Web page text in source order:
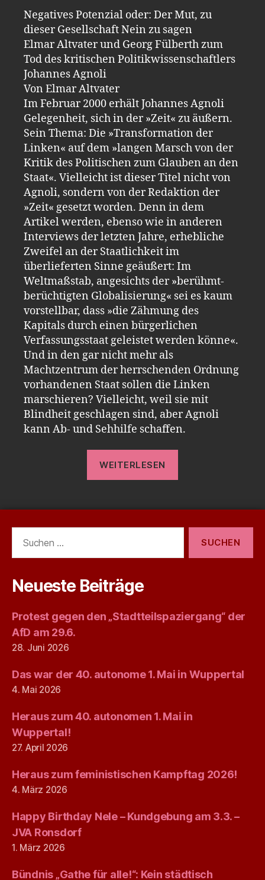
Negatives Potenzial oder: Der Mut, zu
dieser Gesellschaft Nein zu sagen
Elmar Altvater und Georg Fülberth zum
Tod des kritischen Politikwissenschaftlers
Johannes Agnoli
Von Elmar Altvater
Im Februar 2000 erhält Johannes Agnoli
Gelegenheit, sich in der »Zeit« zu äußern.
Sein Thema: Die »Transformation der
Linken« auf dem »langen Marsch von der
Kritik des Politischen zum Glauben an den
Staat«. Vielleicht ist dieser Titel nicht von
Agnoli, sondern von der Redaktion der
»Zeit« gesetzt worden. Denn in dem
Artikel werden, ebenso wie in anderen
Interviews der letzten Jahre, erhebliche
Zweifel an der Staatlichkeit im
überlieferten Sinne geäußert: Im
Weltmaßstab, angesichts der »berühmt-
berüchtigten Globalisierung« sei es kaum
vorstellbar, dass »die Zähmung des
Kapitals durch einen bürgerlichen
Verfassungsstaat geleistet werden könne«.
Und in den gar nicht mehr als
Machtzentrum der herrschenden Ordnung
vorhandenen Staat sollen die Linken
marschieren? Vielleicht, weil sie mit
Blindheit geschlagen sind, aber Agnoli
kann Ab- und Sehhilfe schaffen.
WEITERLESEN
nach:
Neueste Beiträge
Protest gegen den „Stadtteilspaziergang“ der
AfD am 29.6.
28. Juni 2026
Das war der 40. autonome 1. Mai in Wuppertal
4. Mai 2026
Heraus zum 40. autonomen 1. Mai in
Wuppertal!
27. April 2026
Heraus zum feministischen Kampftag 2026!
4. März 2026
Happy Birthday Nele – Kundgebung am 3.3. –
JVA Ronsdorf
1. März 2026
Bündnis „Gathe für alle!“: Kein städtisch